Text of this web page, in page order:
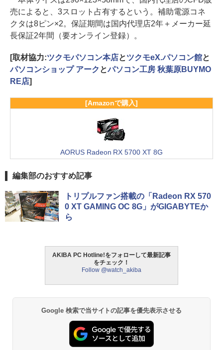
売によると、3スロット占有するという。補助電源コネ
クタは8ピン×2。保証期間は国内代理店2年＋メーカー延
長保証2年間（要オンライン登録）。
[取材協力:ツクモパソコン本店とツクモeX.パソコン館と
パソコンショップ アーク とパソコン工房 秋葉原BUYMO
RE店]
[Amazonで購入]
AORUS Radeon RX 5700 XT 8G
編集部のおすすめ記事
トリプルファン搭載の「Radeon RX 570
0 XT GAMING OC 8G」がGIGABYTEか
ら
AKIBA PC Hotline!をフォローして最新記事
をチェック！
Follow @watch_akiba
Google 検索で当サイトの記事を優先表示させる